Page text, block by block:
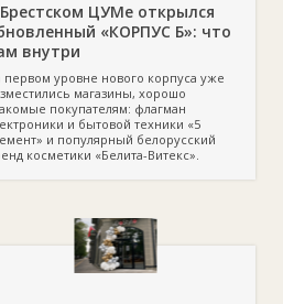
ЦУМе открылся
«КОРПУС Б»: что
внутри
первом уровне нового корпуса уже
магазины, хорошо
покупателям: флагман
и бытовой техники «5
и популярный белорусский
косметики «Белита-Витекс».